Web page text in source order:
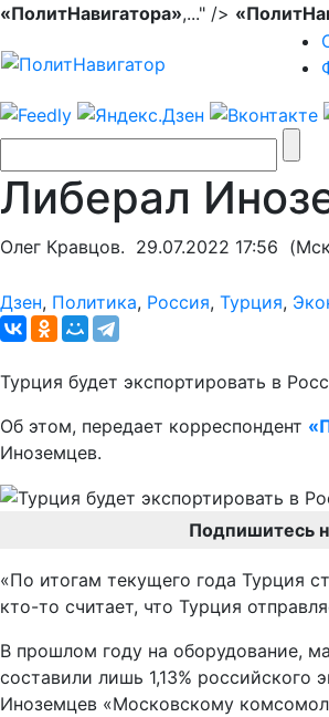
«ПолитНавигатора»,..." />
Либерал
Олег Кравцов. 29.07.2022 17:56
Дзен, Политика, Россия, Турция,
Турция будет экспортировать в
Об этом, передает корреспондент
Иноземцев.
Подпишитесь
«По итогам текущего года Турция
кто-то считает, что Турция
В прошлом году на оборудование,
составили лишь 1,13%
Иноземцев «Московскому